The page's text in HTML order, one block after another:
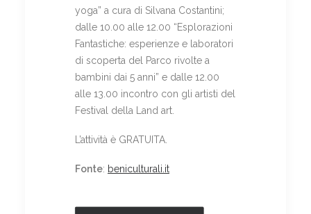
yoga” a cura di Silvana Costantini;
dalle 10.00 alle 12.00 “Esplorazioni
Fantastiche: esperienze e laboratori
di scoperta del Parco rivolte a
bambini dai 5 anni” e dalle 12.00
alle 13.00 incontro con gli artisti del
Festival della Land art.
L’attività è GRATUITA.
Fonte: beniculturali.it